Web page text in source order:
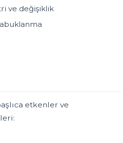
ve değişiklik
etkenler ve